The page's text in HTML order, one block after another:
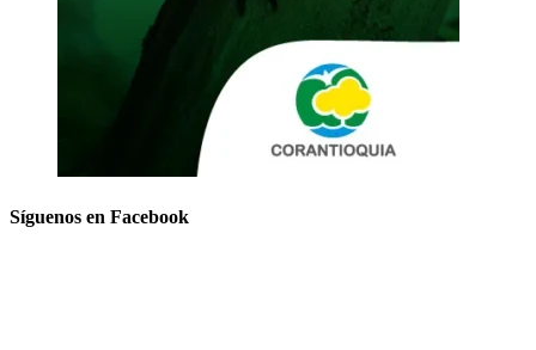
Síguenos en Facebook